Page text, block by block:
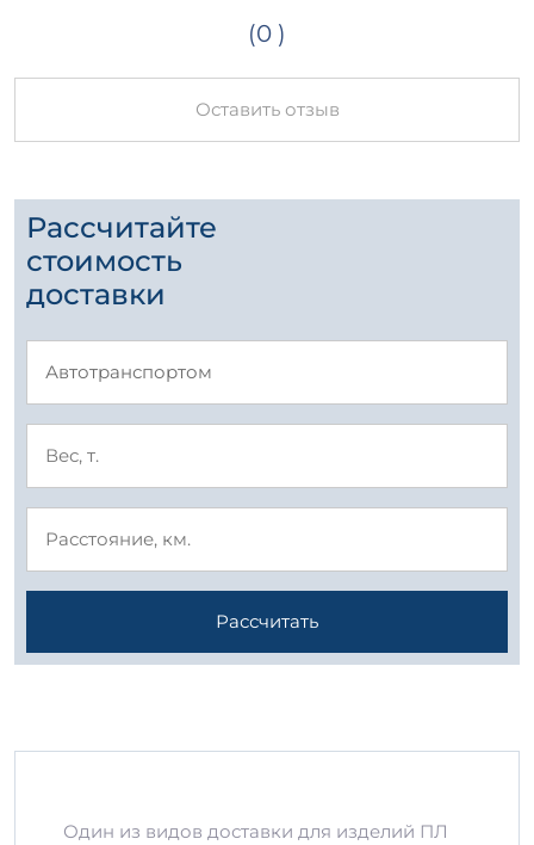
(0 )
Оставить отзыв
Рассчитайте
стоимость
доставки
Рассчитать
Один из видов доставки для изделий ПЛ